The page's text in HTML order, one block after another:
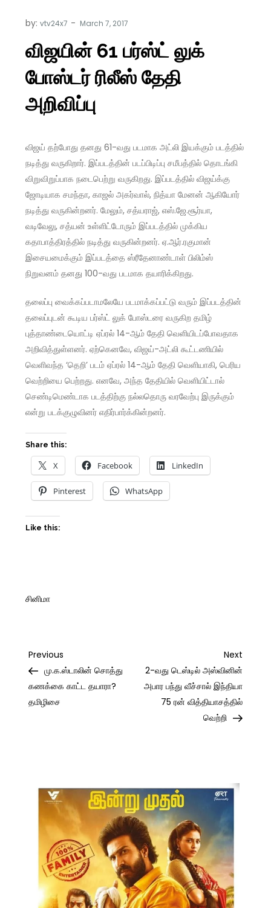
by:vtv24x7
விஜயின் 61 பர்ஸ்ட் லுக்
போஸ்டர் ரிலீஸ் தேதி
அறிவிப்பு
விஜய் தற்போது தனது 61-வது படமாக அட்லி இயக்கும் படத்தில்
நடித்து வருகிறார். இப்படத்தின் படப்பிடிப்பு சமீபத்தில் தொடங்கி
விறுவிறுப்பாக நடைபெற்று வருகிறது. இப்படத்தில் விஜய்க்கு
ஜோடியாக சமந்தா, காஜல் அகர்வால், நித்யா மேனன் ஆகியோர்
நடித்து வருகின்றனர். மேலும், சத்யராஜ், எஸ்.ஜே.சூர்யா,
வடிவேலு, சத்யன் உள்ளிட்டோரும் இப்படத்தில் முக்கிய
கதாபாத்திரத்தில் நடித்து வருகின்றனர். ஏ.ஆர்.ரகுமான்
இசையமைக்கும் இப்படத்தை ஸ்ரீதேனாண்டாள் பிலிம்ஸ்
நிறுவனம் தனது 100-வது படமாக தயாரிக்கிறது.
தலைப்பு வைக்கப்படாமலேயே படமாக்கப்பட்டு வரும் இப்படத்தின்
தலைப்புடன் கூடிய பர்ஸ்ட் லுக் போஸ்டரை வருகிற தமிழ்
புத்தாண்டையொட்டி ஏப்ரல் 14-ஆம் தேதி வெளியிடப்போவதாக
அறிவித்துள்ளனர். ஏற்கெனவே, விஜய்-அட்லி கூட்டணியில்
வெளிவந்த ‘தெறி’ படம் ஏப்ரல் 14-ஆம் தேதி வெளியாகி, பெரிய
வெற்றியை பெற்றது. எனவே, அந்த தேதியில் வெளியிட்டால்
செண்டிமெண்டாக படத்திற்கு நல்லதொரு வரவேற்பு இருக்கும்
என்று படக்குழுவினர் எதிர்பார்க்கின்றனர்.
Share this:
X Facebook LinkedIn
Pinterest WhatsApp
Like this:
சினிமா
Post
navigation
Previous
Post
Previous
மு.க.ஸ்டாலின் சொத்து
கணக்கை காட்ட தயாரா?
தமிழிசை
Next
Post
Next
2-வது டெஸ்டில் அஸ்வினின்
அபார பந்து வீச்சால் இந்தியா
75 ரன் வித்தியாசத்தில்
வெற்றி